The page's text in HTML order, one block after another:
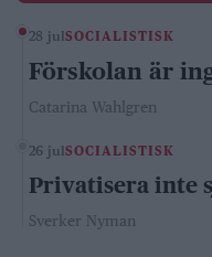
28 julSOCIALISTISK
Förskolan är
Catarina Wahlgren
26 julSOCIALISTISK
Privatisera inte
Sverker Nyman